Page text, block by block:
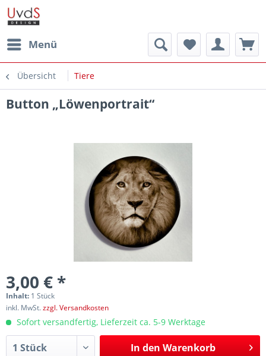
Menü
Übersicht Tiere
Button „Löwenportrait“
3,00 € *
Inhalt: 1 Stück
inkl. MwSt.zzgl. Versandkosten
Sofort versandfertig, Lieferzeit ca. 5-9 Werktage
In den Warenkorb